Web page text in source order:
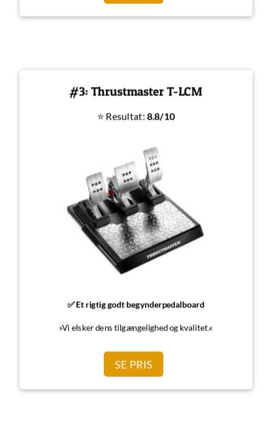
#3: Thrustmaster T-LCM
⭐ Resultat: 8.8/10
✅ Et rigtig godt begynderpedalboard
»Vi elsker dens tilgængelighed og kvalitet.«
SE PRIS